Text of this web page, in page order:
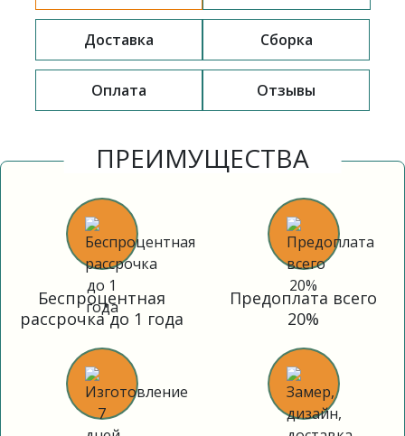
Доставка Сборка
Оплата Отзывы
ПРЕИМУЩЕСТВА
Беспроцентная
рассрочка до 1 года
Предоплата всего
20%